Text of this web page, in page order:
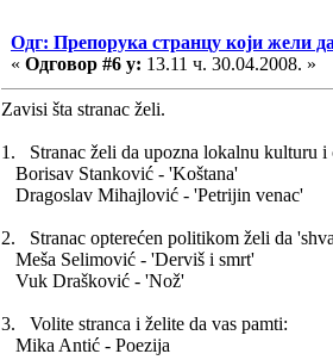
Одг: Препорука странцу који жели
« Одговор #6 у: 13.11 ч. 30.04.2008. »
Zavisi šta stranac želi.
1. Stranac želi da upozna lokalnu kulturu i
Borisav Stanković - 'Koštana'
Dragoslav Mihajlović - 'Petrijin venac'
2. Stranac opterećen politikom želi da
Meša Selimović - 'Derviš i smrt'
Vuk Drašković - 'Nož'
3. Volite stranca i želite da vas pamti:
Mika Antić - Poezija